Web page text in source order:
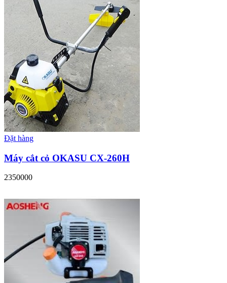
Đặt hàng
Máy cắt cỏ OKASU CX-260H
2350000